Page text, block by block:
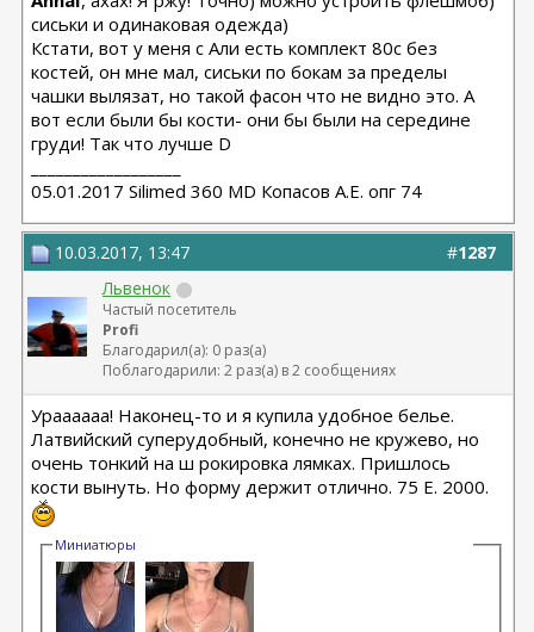
сиськи и одинаковая одежда)
Кстати, вот у меня с Али есть комплект 80c без
костей, он мне мал, сиськи по бокам за пределы
чашки вылязат, но такой фасон что не видно это. А
вот если были бы кости- они бы были на середине
груди! Так что лучше D
05.01.2017 Silimed 360 MD Копасов А.Е. опг 74
#1287
10.03.2017, 13:47
Львенок
Частый посетитель
Profi
Благодарил(а): 0 раз(а)
Поблагодарили: 2 раз(а) в 2 сообщениях
Ураааааа! Наконец-то и я купила удобное белье.
Латвийский суперудобный, конечно не кружево, но
очень тонкий на ш рокировка лямках. Пришлось
кости вынуть. Но форму держит отлично. 75 Е. 2000.
Миниатюры